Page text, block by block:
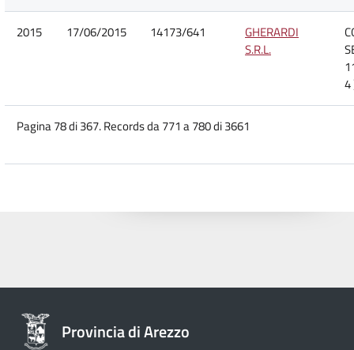
2015 17/06/2015 14173/641
GHERARDI
S.R.L.
4
Pagina 78 di 367. Records da 771 a 780 di 3661
Provincia di Arezzo